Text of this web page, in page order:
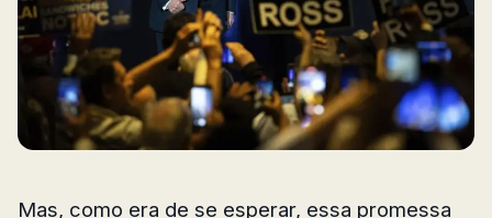
Mas, como era de se esperar, essa promessa